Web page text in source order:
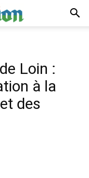
Loin :
à la
des